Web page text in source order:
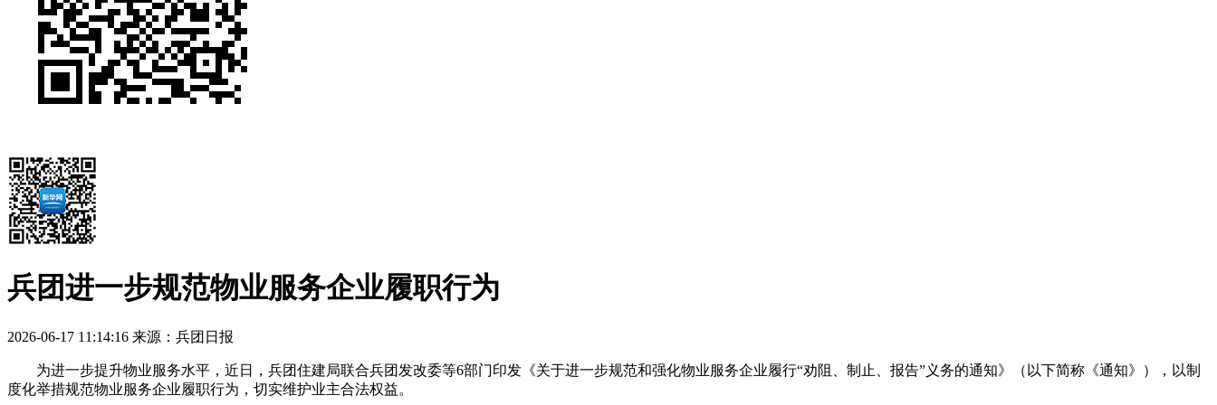
兵团进一步规范物业服务企业履职行为
2026-06-17 11:14:16 来源：兵团日报
为进一步提升物业服务水平，近日，兵团住建局联合兵团发改委等6部门印发《关于进一步规范和强化物业服务企业履行“劝阻、制止、报告”义务的通知》（以下简称《通知》），以制
度化举措规范物业服务企业履职行为，切实维护业主合法权益。